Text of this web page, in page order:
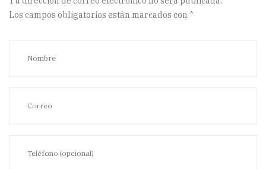
Los campos obligatorios están marcados con *